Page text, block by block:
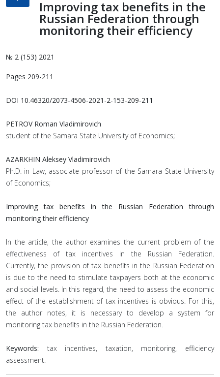
Improving tax benefits in the
Russian Federation through
monitoring their efficiency
№ 2 (153) 2021
Pages 209-211
DOI 10.46320/2073-4506-2021-2-153-209-211
PETROV Roman Vladimirovich
student of the Samara State University of Economics;
AZARKHIN Aleksey Vladimirovich
Ph.D. in Law, associate professor of the Samara State University
of Economics;
Improving tax benefits in the Russian Federation through
monitoring their efficiency
In the article, the author examines the current problem of the
effectiveness of tax incentives in the Russian Federation.
Currently, the provision of tax benefits in the Russian Federation
is due to the need to stimulate taxpayers both at the economic
and social levels. In this regard, the need to assess the economic
effect of the establishment of tax incentives is obvious. For this,
the author notes, it is necessary to develop a system for
monitoring tax benefits in the Russian Federation.
Keywords: tax incentives, taxation, monitoring, efficiency
assessment.